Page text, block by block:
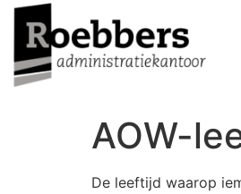
AOW-
De leeftijd waarop